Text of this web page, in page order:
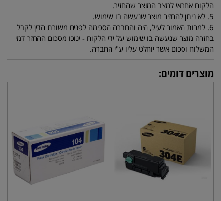
הלקוח אחראי למצב המוצר שהחזיר.
5. לא ניתן להחזיר מוצר שנעשה בו שימוש.
6. למרות האמור לעיל, היה והחברה הסכימה לפנים משורת הדין לקבל
בחזרה מוצר שנעשה בו שימוש על ידי הלקוח - ינוכו מסכום ההחזר דמי
המשלוח וסכום אשר יוחלט עליו ע"י החברה.
מוצרים דומים: